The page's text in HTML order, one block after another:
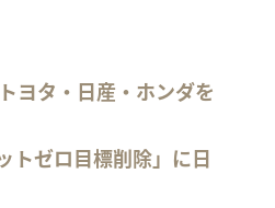
ヨタ・日産・ホンダを
トゼロ目標削除」に日